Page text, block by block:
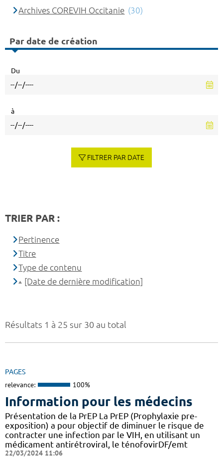
Résultats 1 à 25 sur 30 au total
PAGES
relevance: 100%
Information pour les médecins
Présentation de la PrEP La PrEP (Prophylaxie pre-
exposition) a pour objectif de diminuer le risque de
contracter une infection par le VIH, en utilisant un
médicament antirétroviral, le ténofovirDF/emt
22/03/2024 11:06
Archives COREVIH Occitanie (30)
Par date de création
Du
à
FILTRER PAR DATE
TRIER PAR :
Pertinence
Titre
Type de contenu
[Date de dernière modification]